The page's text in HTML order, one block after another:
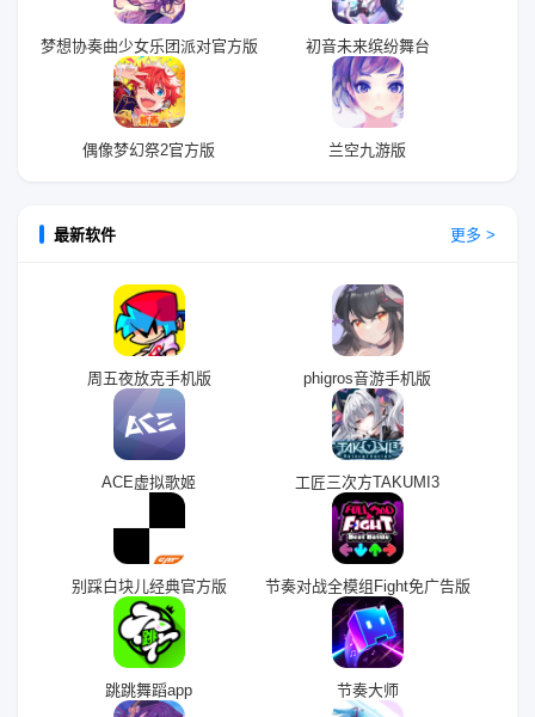
梦想协奏曲少女乐团派对官方版 初音未来缤纷舞台
偶像梦幻祭2官方版 兰空九游版
最新软件 更多 >
周五夜放克手机版 phigros音游手机版
ACE虚拟歌姬 工匠三次方TAKUMI3
别踩白块儿经典官方版 节奏对战全模组Fight免广告版
跳跳舞蹈app 节奏大师